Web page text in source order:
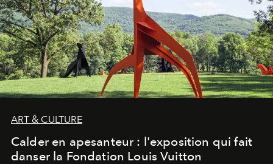
ART & CULTURE
Calder en apesanteur : l'exposition qui fait
danser la Fondation Louis Vuitton